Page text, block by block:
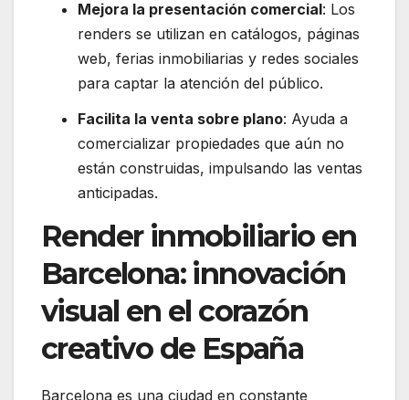
Mejora la presentación comercial: Los
renders se utilizan en catálogos, páginas
web, ferias inmobiliarias y redes sociales
para captar la atención del público.
Facilita la venta sobre plano: Ayuda a
comercializar propiedades que aún no
están construidas, impulsando las ventas
anticipadas.
Render inmobiliario en
Barcelona: innovación
visual en el corazón
creativo de España
Barcelona es una ciudad en constante